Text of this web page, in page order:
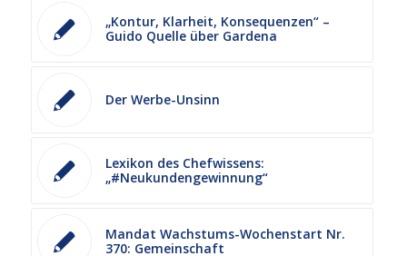
„Kontur, Klarheit, Konsequenzen“ –
Guido Quelle über Gardena
Der Werbe-Unsinn
Lexikon des Chefwissens:
„#Neukundengewinnung“
Mandat Wachstums-Wochenstart Nr.
370: Gemeinschaft